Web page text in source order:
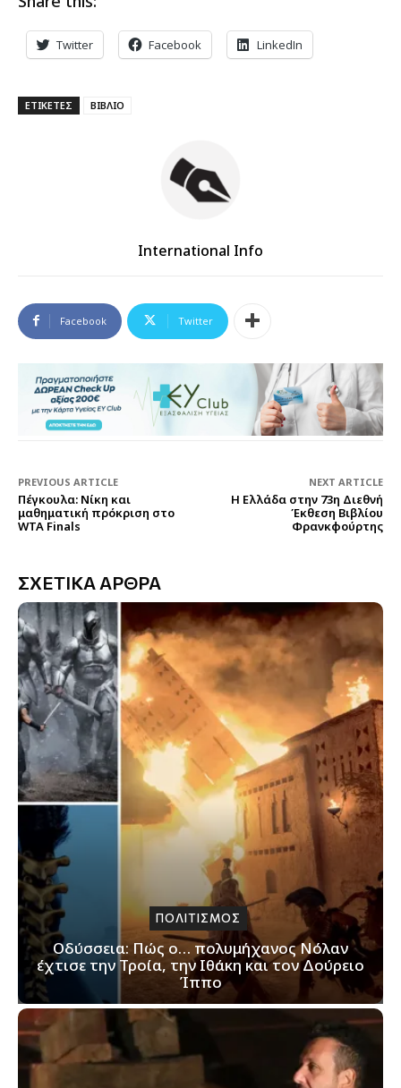
Twitter Facebook LinkedIn
ΕΤΙΚΕΤΕΣ ΒΙΒΛΙΟ
International Info
Facebook Twitter
PREVIOUS ARTICLE
Πέγκουλα: Νίκη και
μαθηματική πρόκριση στο
WTA Finals
NEXT ARTICLE
Η Ελλάδα στην 73η Διεθνή
Έκθεση Βιβλίου
Φρανκφούρτης
ΣΧΕΤΙΚΑ ΑΡΘΡΑ
ΠΟΛΙΤΙΣΜΟΣ
Οδύσσεια: Πώς ο… πολυμήχανος Νόλαν
έχτισε την Τροία, την Ιθάκη και τον Δούρειο
Ίππο